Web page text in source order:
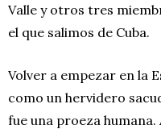
Valle y otros tres
el que salimos de Cuba.
Volver a empezar en la
como un hervidero
fue una proeza